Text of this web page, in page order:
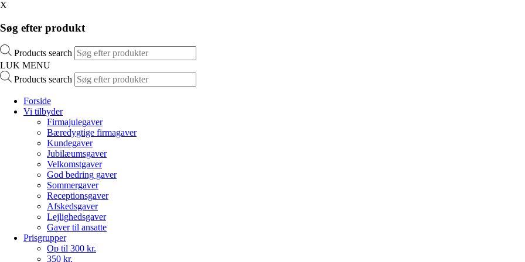
X
Søg efter produkt
Products search
LUK MENU
Products search
Forside
Vi tilbyder
Firmajulegaver
Bæredygtige firmagaver
Kundegaver
Jubilæumsgaver
Velkomstgaver
God bedring gaver
Sommergaver
Receptionsgaver
Afskedsgaver
Lejlighedsgaver
Gaver til ansatte
Prisgrupper
Op til 300 kr.
350 kr.